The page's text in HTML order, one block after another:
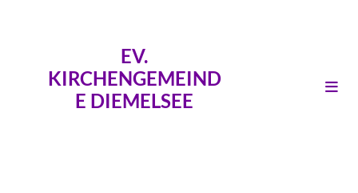
EV.
KIRCHENGEMEIND
E DIEMELSEE